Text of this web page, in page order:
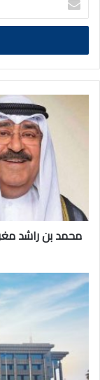
بريدك
الالكتروني
أواصر
لا
تنفك
يغيرها
الزمن
محمد بن راشد
الداخلية:
حملة
إلكترونية
واسعة
محتويات
خادشة